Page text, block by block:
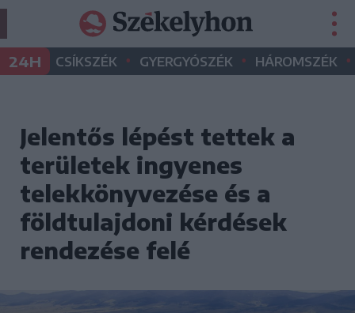
24H CSÍKSZÉK • GYERGYÓSZÉK • HÁROMSZÉK •
Jelentős lépést tettek a
területek ingyenes
telekkönyvezése és a
földtulajdoni kérdések
rendezése felé